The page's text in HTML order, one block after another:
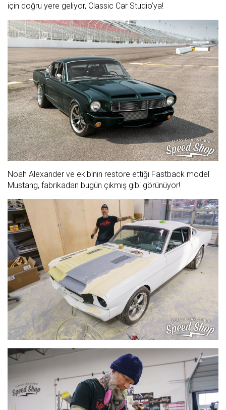
için doğru yere geliyor, Classic Car Studio’ya!
Noah Alexander ve ekibinin restore ettiği Fastback model
Mustang, fabrikadan bugün çıkmış gibi görünüyor!